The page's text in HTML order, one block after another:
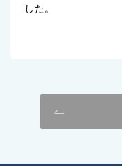
した。